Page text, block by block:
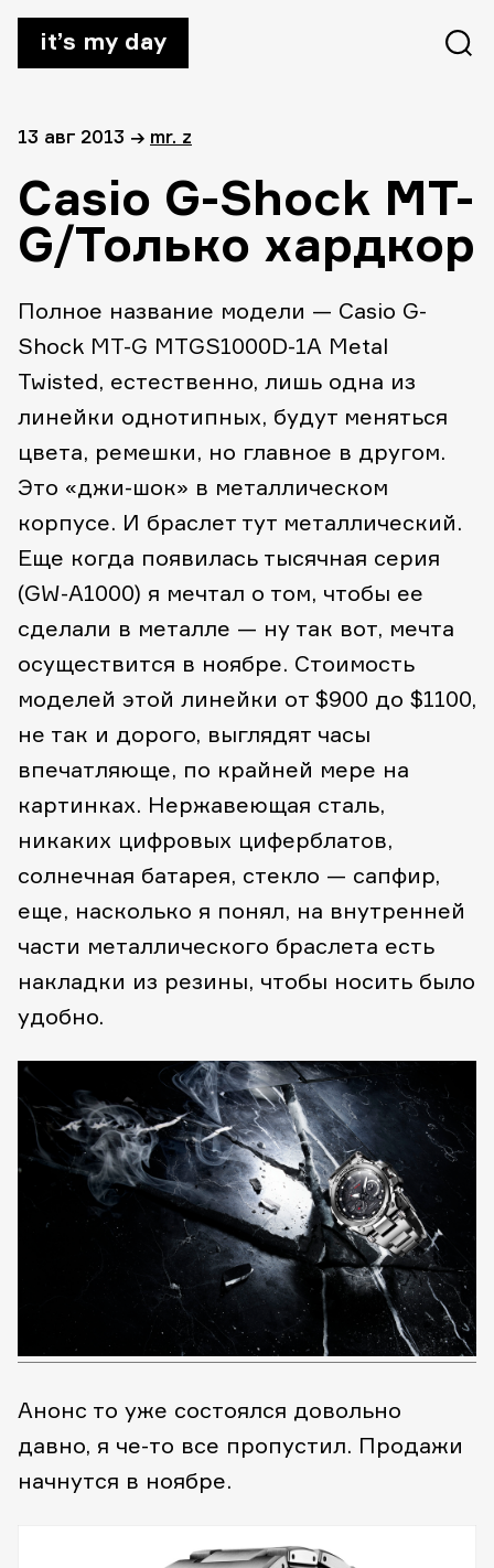
it’s my day
13 авг 2013 → mr. z
Casio G-Shock MT-
G/Только хардкор
Полное название модели — Casio G-
Shock MT-G MTGS1000D-1A Metal
Twisted, естественно, лишь одна из
линейки однотипных, будут меняться
цвета, ремешки, но главное в другом.
Это «джи-шок» в металлическом
корпусе. И браслет тут металлический.
Еще когда появилась тысячная серия
(GW-A1000) я мечтал о том, чтобы ее
сделали в металле — ну так вот, мечта
осуществится в ноябре. Стоимость
моделей этой линейки от $900 до $1100,
не так и дорого, выглядят часы
впечатляюще, по крайней мере на
картинках. Нержавеющая сталь,
никаких цифровых циферблатов,
солнечная батарея, стекло — сапфир,
еще, насколько я понял, на внутренней
части металлического браслета есть
накладки из резины, чтобы носить было
удобно.
Анонс то уже состоялся довольно
давно, я че-то все пропустил. Продажи
начнутся в ноябре.